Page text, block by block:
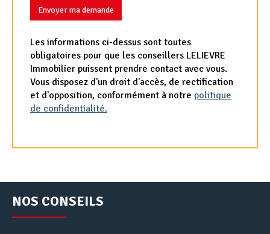
Envoyer ma demande
Les informations ci-dessus sont toutes
obligatoires pour que les conseillers LELIEVRE
Immobilier puissent prendre contact avec vous.
Vous disposez d'un droit d'accès, de rectification
et d'opposition, conformément à notre politique
de confidentialité.
NOS CONSEILS